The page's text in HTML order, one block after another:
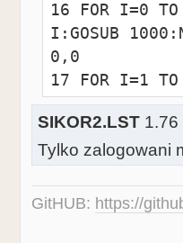
16 FOR I=0
I:GOSUB
0,0
17 FOR I=1
TO
18 FOR I=5
19 POSITION
SIKOR2.LST
Tylko zalogowani
GitHUB: https://